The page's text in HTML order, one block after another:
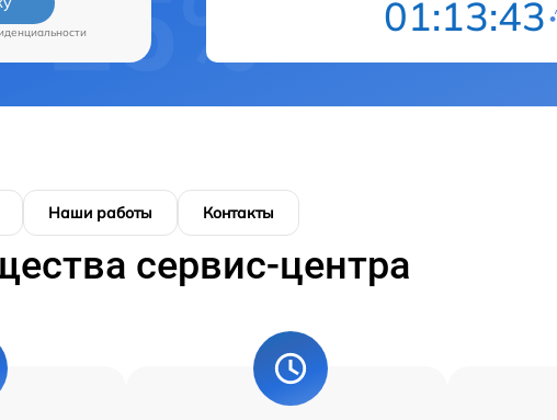
01:13:43
Наши работы Контакты
сервис-центра